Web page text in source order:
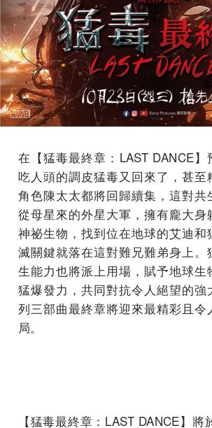
在【猛毒最終章：LAST DANCE
吃人頭的調皮猛毒又回來了，甚至
角色陳太太都將回歸續集，這對
從母星來的外星大軍，擁有龐大身
神祕生物，找到位在地球的艾迪
滅關鍵就落在這對難兄難弟身上。
生能力也將派上用場，賦予地球生
猛爆發力，共同對抗令人絕望的
列三部曲最終章將迎來最精彩且
局。
【猛毒最終章：LAST DANCE】將